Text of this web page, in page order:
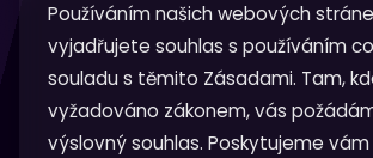
Používáním našich webových
vyjadřujete souhlas s používáním
souladu s těmito Zásadami. Tam,
vyžadováno zákonem, vás
výslovný souhlas. Poskytujeme